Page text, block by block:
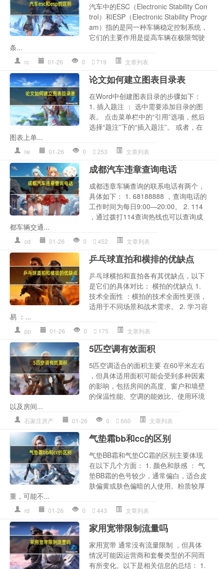
汽车中的ESC（Electronic Stability Con
trol）和ESP（Electronic Stability Progr
am）指的是同一种车辆稳定控制系统，
它们的主要作用是提高车辆在极限驾驶
条...
rc 01-26 0 719 文章列表
论文如何建立图表目录表
在Word中创建图表目录的步骤如下：
1. 插入题注 ： 选中需要添加目录的图
表。 点击菜单栏中的“引用”选项，然后
选择“题注”下的“插入题注”。 或者，在
图表上单...
lw 01-26 0 253 文章列表
成都汽车违章查询电话
成都违章车辆查询的联系电话有两个，
具体如下： 1. 68188888 ，查询电话的
工作时间为每日9:00—20:00。 2. 114
，通过拨打114查询热线也可以查询成
都车辆交通...
cd 01-26 0 452 文章列表
乒乓球直拍和横排的优缺点
乒乓球横拍和直拍各有其优缺点，以下
是它们的具体对比： 横拍的优缺点 1.
技术全面性 ：横拍的技术全面性更强，
适用于不同场景和战术需求。 2. 学习容
易 ：...
pp 01-26 0 175 文章列表
5匹空调有效面积
5匹空调适合的面积主要 在60平米左右
，但具体适用面积可能会受到多种因素
的影响，包括房间的高度、窗户和墙壁
的保温性能、空调的能效比、使用环境
以及房间...
石家庄房产 01-26 0 660 文章列表
气垫霜bb和cc的区别
气垫BB霜和气垫CC霜的区别主要体现
在以下几个方面： 1. 颜色和肤感 ： 气
垫BB霜的色号较少，通常偏白，适合皮
肤偏黄或肤色偏暗的人使用。粉质较厚
重，可能不...
rd 01-26 0 443 文章列表
家用宽带限制流量吗
家用宽带 通常没有流量限制 ，但具体
情况可能因运营商和套餐类型的不同而
有所变化。以下是相关信息的总结： 1.